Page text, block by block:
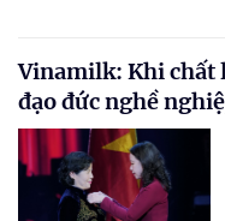
Vinamilk: Khi chất
đạo đức nghề